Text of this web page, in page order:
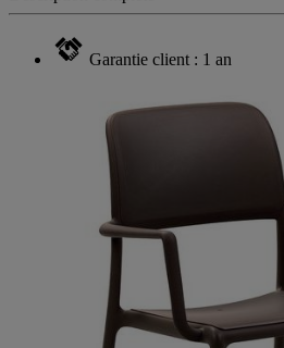
Description complète